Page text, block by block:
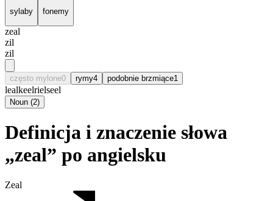
sylaby fonemy
zeal
zil
zil
często mylone0 rymy4 podobnie brzmiące1
lealkeelrielseel
Noun (2)
Definicja i znaczenie słowa
„zeal” po angielsku
Zeal